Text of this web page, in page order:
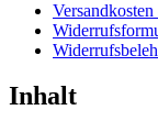
Inhalt